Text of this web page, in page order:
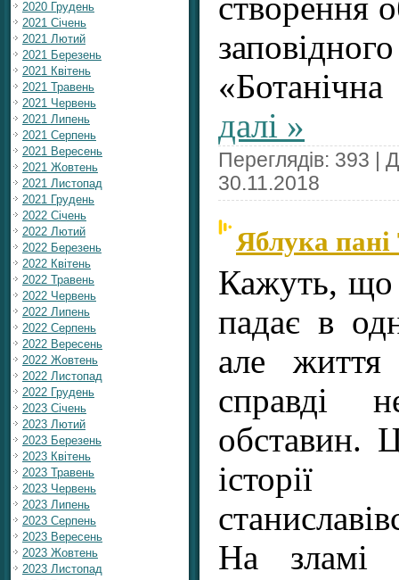
2020 Грудень
2021 Січень
2021 Лютий
2021 Березень
2021 Квітень
2021 Травень
2021 Червень
2021 Липень
2021 Серпень
2021 Вересень
2021 Жовтень
2021 Листопад
2021 Грудень
2022 Січень
2022 Лютий
2022 Березень
2022 Квітень
2022 Травень
2022 Червень
2022 Липень
2022 Серпень
2022 Вересень
2022 Жовтень
2022 Листопад
2022 Грудень
2023 Січень
2023 Лютий
2023 Березень
2023 Квітень
2023 Травень
2023 Червень
2023 Липень
2023 Серпень
2023 Вересень
2023 Жовтень
2023 Листопад
створення
далі »
Переглядів: 393 |
30.11.2018
Яблука
Кажуть, що
падає в
але життя
справді
обставин.
На